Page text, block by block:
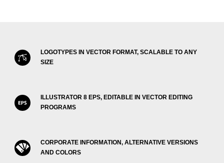
LOGOTYPES IN VECTOR FORMAT, SCALABLE TO ANY
SIZE
ILLUSTRATOR 8 EPS, EDITABLE IN VECTOR EDITING
PROGRAMS
CORPORATE INFORMATION, ALTERNATIVE VERSIONS
AND COLORS